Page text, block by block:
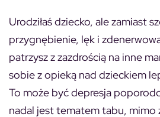
Urodziłaś dziecko, ale zamiast
przygnębienie, lęk i
patrzysz z zazdrością na inne
sobie z opieką nad dzieckiem
To może być depresja
nadal jest tematem tabu, mimo